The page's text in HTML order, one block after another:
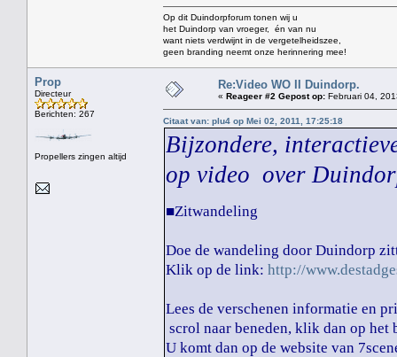
Op dit Duindorpforum tonen wij u
het Duindorp van vroeger, én van nu
want niets verdwijnt in de vergetelheidszee,
geen branding neemt onze herinnering mee!
Prop
Directeur
Berichten: 267
Propellers zingen altijd
Re:Video WO II Duindorp.
« Reageer #2 Gepost op: Februari 04,
Citaat van: plu4 op Mei 02, 2011, 17:25:18
Bijzondere,
op video over
■Zitwandeling
Doe de wandeling door Duindorp
Klik op de link: http://
Lees de verschenen informatie en
scrol naar beneden, klik dan op het
U komt dan op de website van